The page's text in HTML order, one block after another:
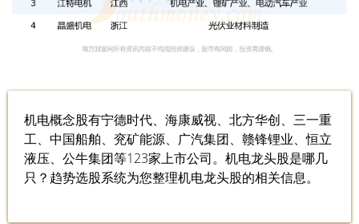
机电概念股有宁德时代、海康威视、北方华创、三一重
工、中国船舶、兖矿能源、广汽集团、赣锋锂业、恒立
液压、公牛集团等123家上市公司。机电龙头股是哪几
只？趋势选股系统为您整理机电龙头股的相关信息。